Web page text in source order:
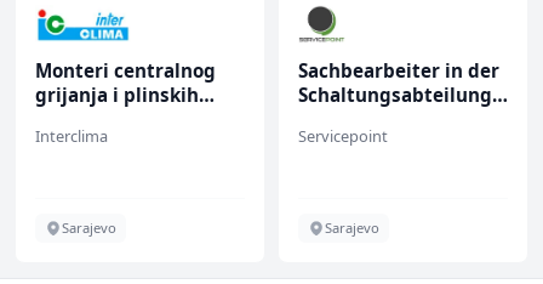
Monteri centralnog
grijanja i plinskih
Interclima
Sarajevo
Sachbearbeiter in der
Schaltungsabteilung
Servicepoint
Sarajevo